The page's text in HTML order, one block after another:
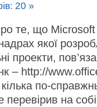
20 »
те, що
якої
проекти,
– http://
по-
перевірив на